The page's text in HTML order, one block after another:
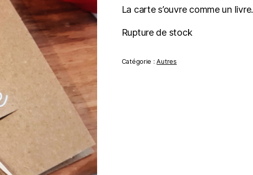
La carte s’ouvre comme un livre.
Rupture de stock
Catégorie :Autres